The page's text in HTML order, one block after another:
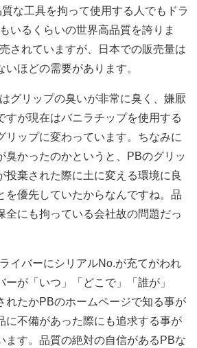
な工具を拘って使用する人でもドラ
いるくらいの世界高品質を誇りま
されていますが、日本での販売量は
ほどの需要があります。
グリップの臭いが非常に臭く、嫌厭
すが現在はバニラチップを使用する
リップに変わっています。ちなみに
臭かったのかというと、PBのグリッ
投棄された際に土に変える環境に良
を優先していたからなんですね。品
全にも拘っている会社故の問題だっ
イバーにシリアルNo.が充てがわれ
ーが「いつ」「どこで」「誰が」
れたかPBのホームページで知る事が
に不備があった際にも追求する事が
ます。品質の絶対の自信があるPBな